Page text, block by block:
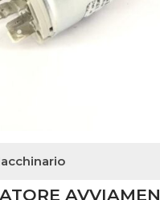
chiave